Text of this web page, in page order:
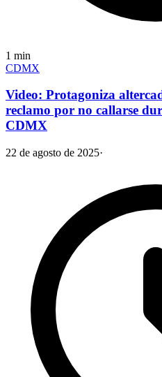
1 min
CDMX
Video: Protagoniza
reclamo por no callarse
CDMX
22 de agosto de 2025·